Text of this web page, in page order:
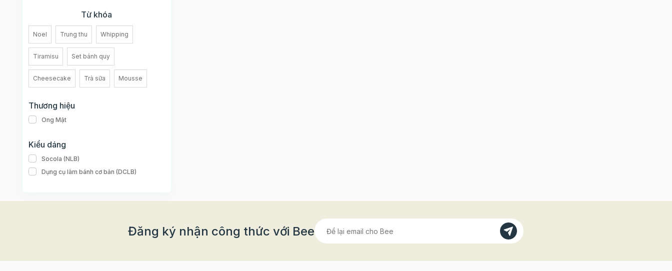
Từ khóa
Noel Trung thu Whipping
Tiramisu Set bánh quy
Cheesecake Trà sữa Mousse
Thương hiệu
Ong Mật
Kiểu dáng
Socola (NLB)
Dụng cụ làm bánh cơ bản (DCLB)
Đăng ký nhận công thức với Bee